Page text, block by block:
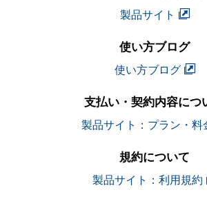
製品サイト
使い方ブログ
使い方ブログ
支払い・契約内容につ
製品サイト：プラン・料
規約について
製品サイト：利用規約